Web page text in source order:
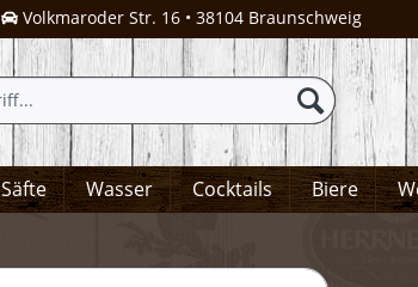
Volkmaroder Str. 16 • 38104 Braunschweig
Säfte Wasser Cocktails Biere